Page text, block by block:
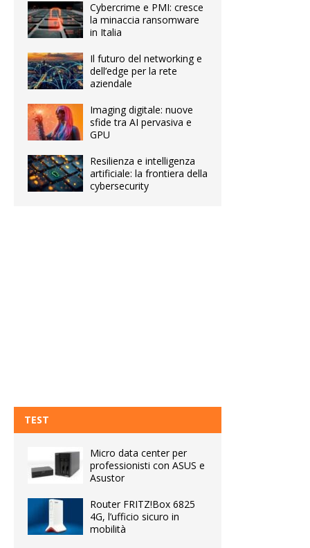
Cybercrime e PMI: cresce
la minaccia ransomware
in Italia
Il futuro del networking e
dell’edge per la rete
aziendale
Imaging digitale: nuove
sfide tra AI pervasiva e
GPU
Resilienza e intelligenza
artificiale: la frontiera della
cybersecurity
TEST
Micro data center per
professionisti con ASUS e
Asustor
Router FRITZ!Box 6825
4G, l’ufficio sicuro in
mobilità